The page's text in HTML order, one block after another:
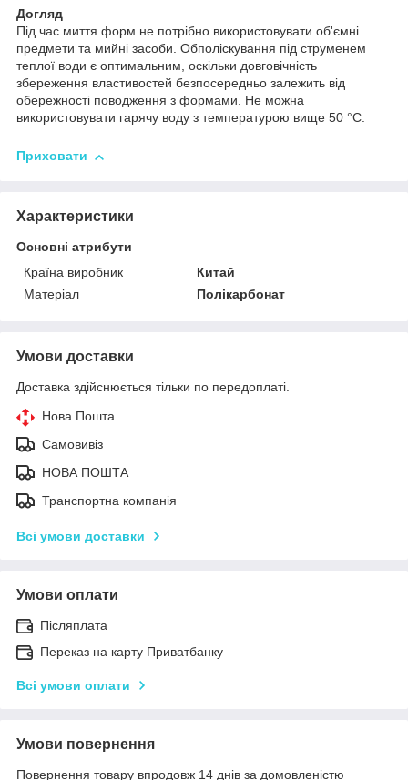
Догляд
Під час миття форм не потрібно використовувати об'ємні
предмети та мийні засоби. Обполіскування під струменем
теплої води є оптимальним, оскільки довговічність
збереження властивостей безпосередньо залежить від
обережності поводження з формами. Не можна
використовувати гарячу воду з температурою вище 50 °C.
Приховати
Характеристики
Основні атрибути
Країна виробник
Китай
Матеріал
Полікарбонат
Умови доставки
Доставка здійснюється тільки по передоплаті.
Нова Пошта
Самовивіз
НОВА ПОШТА
Транспортна компанія
Всі умови доставки
Умови оплати
Післяплата
Переказ на карту Приватбанку
Всі умови оплати
Умови повернення
Повернення товару впродовж 14 днів за домовленістю